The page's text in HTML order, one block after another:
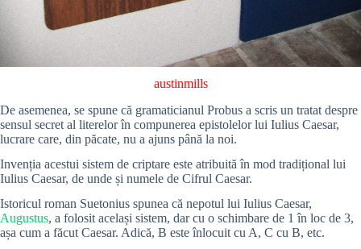
austinmills
De asemenea, se spune că gramaticianul Probus a scris un tratat despre
sensul secret al literelor în compunerea epistolelor lui Iulius Caesar,
lucrare care, din păcate, nu a ajuns până la noi.
Invenția acestui sistem de criptare este atribuită în mod tradițional lui
Iulius Caesar, de unde și numele de Cifrul Caesar.
Istoricul roman Suetonius spunea că nepotul lui Iulius Caesar,
Augustus, a folosit același sistem, dar cu o schimbare de 1 în loc de 3,
așa cum a făcut Caesar. Adică, B este înlocuit cu A, C cu B, etc.